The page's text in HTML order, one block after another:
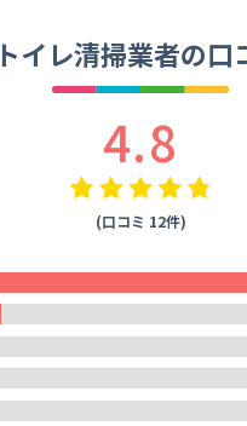
トイレ清掃業者の口
4.8
(口コミ 12件)